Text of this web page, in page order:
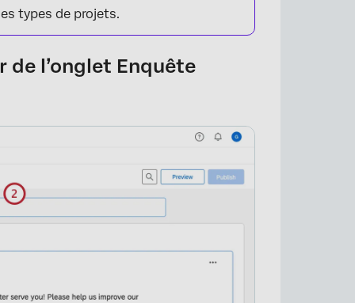
×
types de projets.
l’onglet Enquête